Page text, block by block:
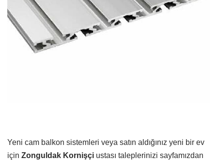
Yeni cam balkon sistemleri veya satın aldığınız yeni bir ev
için Zonguldak Kornişçi ustası taleplerinizi sayfamızdan